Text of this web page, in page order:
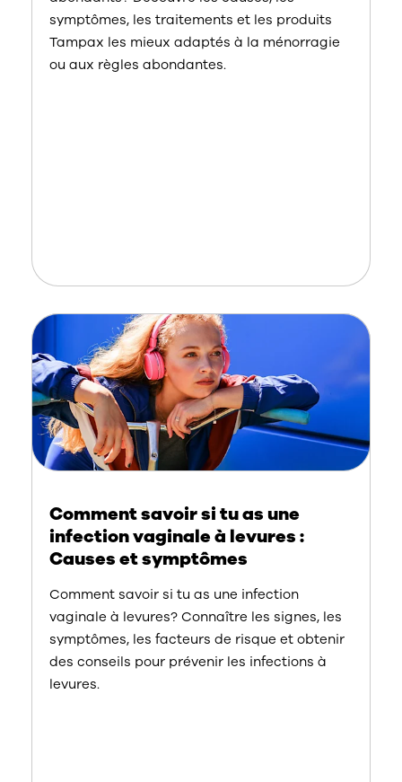
symptômes, les traitements et les produits
Tampax les mieux adaptés à la ménorragie
ou aux règles abondantes.
Comment savoir si tu as une
infection vaginale à levures :
Causes et symptômes
Comment savoir si tu as une infection
vaginale à levures? Connaître les signes, les
symptômes, les facteurs de risque et obtenir
des conseils pour prévenir les infections à
levures.